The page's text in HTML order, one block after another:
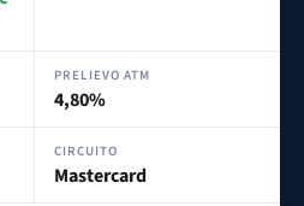
PRELIEVO ATM
4,80%
CIRCUITO
Mastercard